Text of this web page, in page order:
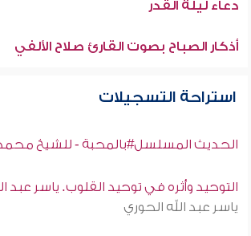
دعاء ليلة القدر
أذكار الصباح بصوت القارئ صلاح الألفي
استراحة التسجيلات
الحديث المسلسل#بالمحبة - للشيخ
التوحيد وأثره في توحيد القلوب. ياسر عبد
ياسر عبد الله الحوري